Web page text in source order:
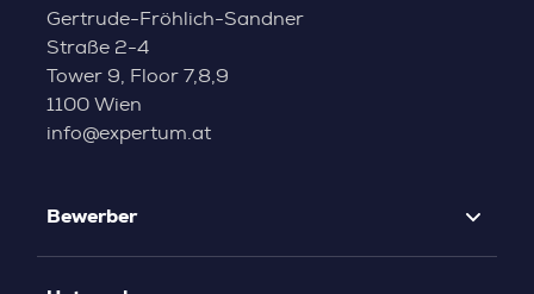
Gertrude-Fröhlich-Sandner
Straße 2-4
Tower 9, Floor 7,8,9
1100 Wien
info@expertum.at
Bewerber